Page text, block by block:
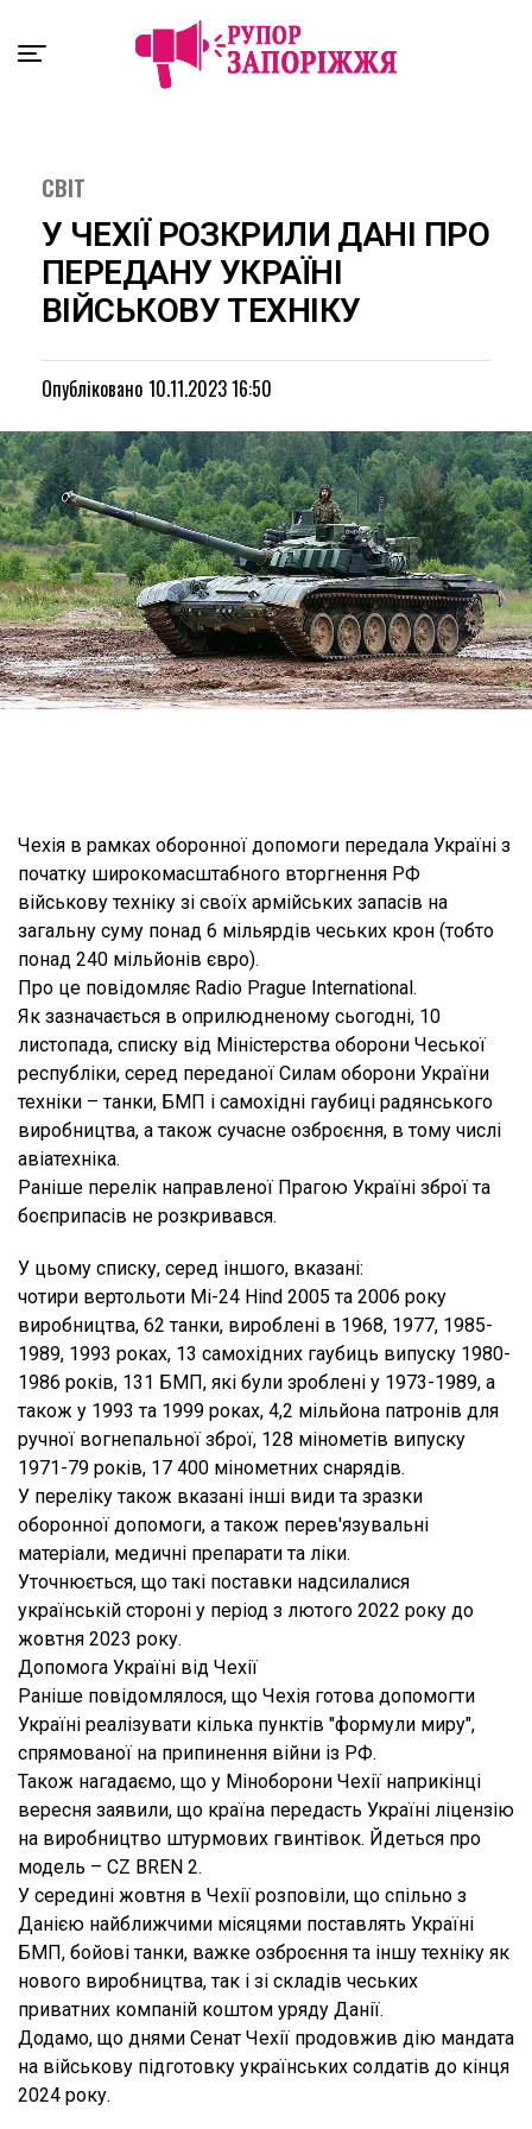
СВІТ
У ЧЕХІЇ РОЗКРИЛИ ДАНІ ПРО
ПЕРЕДАНУ УКРАЇНІ
ВІЙСЬКОВУ ТЕХНІКУ
Опубліковано 10.11.2023 16:50
Чехія в рамках оборонної допомоги передала Україні з
початку широкомасштабного вторгнення РФ
військову техніку зі своїх армійських запасів на
загальну суму понад 6 мільярдів чеських крон (тобто
понад 240 мільйонів євро).
Про це повідомляє Radio Prague International.
Як зазначається в оприлюдненому сьогодні, 10
листопада, списку від Міністерства оборони Чеської
республіки, серед переданої Силам оборони України
техніки – танки, БМП і самохідні гаубиці радянського
виробництва, а також сучасне озброєння, в тому числі
авіатехніка.
Раніше перелік направленої Прагою Україні зброї та
боєприпасів не розкривався.
У цьому списку, серед іншого, вказані:
чотири вертольоти Mi-24 Hind 2005 та 2006 року
виробництва, 62 танки, вироблені в 1968, 1977, 1985-
1989, 1993 роках, 13 самохідних гаубиць випуску 1980-
1986 років, 131 БМП, які були зроблені у 1973-1989, а
також у 1993 та 1999 роках, 4,2 мільйона патронів для
ручної вогнепальної зброї, 128 мінометів випуску
1971-79 років, 17 400 мінометних снарядів.
У переліку також вказані інші види та зразки
оборонної допомоги, а також перев'язувальні
матеріали, медичні препарати та ліки.
Уточнюється, що такі поставки надсилалися
українській стороні у період з лютого 2022 року до
жовтня 2023 року.
Допомога Україні від Чехії
Раніше повідомлялося, що Чехія готова допомогти
Україні реалізувати кілька пунктів "формули миру",
спрямованої на припинення війни із РФ.
Також нагадаємо, що у Міноборони Чехії наприкінці
вересня заявили, що країна передасть Україні ліцензію
на виробництво штурмових гвинтівок. Йдеться про
модель – CZ BREN 2.
У середині жовтня в Чехії розповіли, що спільно з
Данією найближчими місяцями поставлять Україні
БМП, бойові танки, важке озброєння та іншу техніку як
нового виробництва, так і зі складів чеських
приватних компаній коштом уряду Данії.
Додамо, що днями Сенат Чехії продовжив дію мандата
на військову підготовку українських солдатів до кінця
2024 року.
Exit mobile version